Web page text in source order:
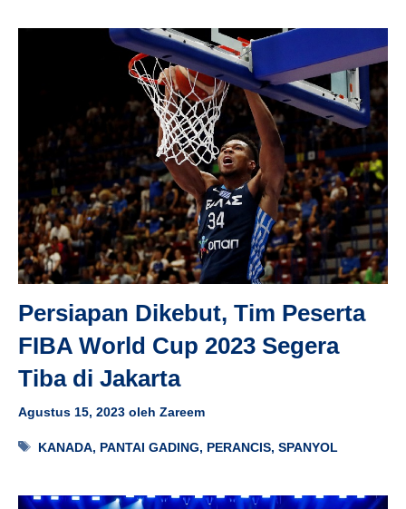
Persiapan Dikebut, Tim Peserta
FIBA World Cup 2023 Segera
Tiba di Jakarta
Agustus 15, 2023 oleh Zareem
Tag
KANADA, PANTAI GADING, PERANCIS,SPANYOL